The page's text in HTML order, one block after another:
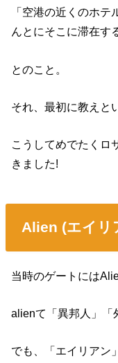
「空港の近くのホ
んとにそこに滞在す
とのこと。
それ、最初に教えと
こうしてめでたくロ
きました!
Alien (エイリ
当時のゲートには
alienて「異邦人」「
でも、「エイリアン